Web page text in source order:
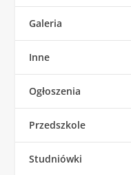
Galeria
Inne
Ogłoszenia
Przedszkole
Studniówki